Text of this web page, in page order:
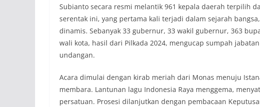
Subianto secara resmi melantik 961 kepala daerah terpilih
serentak ini, yang pertama kali terjadi dalam sejarah
dinamis. Sebanyak 33 gubernur, 33 wakil gubernur, 363
wali kota, hasil dari Pilkada 2024, mengucap sumpah
undangan.
Acara dimulai dengan kirab meriah dari Monas menuju
membara. Lantunan lagu Indonesia Raya menggema,
persatuan. Prosesi dilanjutkan dengan pembacaan